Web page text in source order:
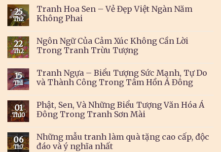
25
Th2
Tranh Hoa Sen – Vẻ Đẹp Việt Ngàn Năm
Không Phai
22
Th2
Ngôn Ngữ Của Cảm Xúc Không Cần Lời
Trong Tranh Trừu Tượng
15
Th1
Tranh Ngựa – Biểu Tượng Sức Mạnh, Tự Do
và Thành Công Trong Tâm Hồn Á Đông
01
Th10
Phật, Sen, Và Những Biểu Tượng Văn Hóa Á
Đông Trong Tranh Sơn Mài
06
Th7
Những mẫu tranh làm quà tặng cao cấp, độc
đáo và ý nghĩa nhất